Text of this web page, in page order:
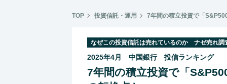
TOP 投資信託・運用 7年間の積立投資で「
なぜこの投資信託は売れているのか ナゼ売れ調
2025年4月 中国銀行 投信ランキング
7年間の積立投資で「